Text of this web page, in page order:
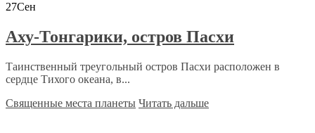
27Сен
Аху-Тонгарики, остров Пасхи
Таинственный треугольный остров Пасхи расположен в
сердце Тихого океана, в...
Священные места планеты Читать дальше